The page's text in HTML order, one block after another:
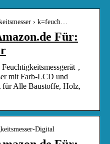
› k=feuch…
Für:
，
mit Farb-LCD und
für Alle Baustoffe, Holz,
Digital